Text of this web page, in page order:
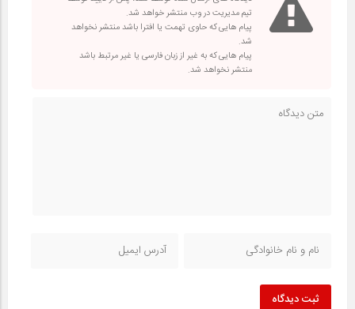
تیم مدیریت در وب منتشر خواهد شد.
پیام هایی که حاوی تهمت یا افترا باشد منتشر نخواهد
شد.
پیام هایی که به غیر از زبان فارسی یا غیر مرتبط باشد
منتشر نخواهد شد.
ثبت دیدگاه